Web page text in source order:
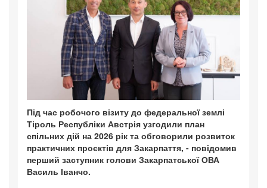
Під час робочого візиту до федеральної землі
Тіроль Республіки Австрія узгодили план
спільних дій на 2026 рік та обговорили розвиток
практичних проєктів для Закарпаття, - повідомив
перший заступник голови Закарпатської ОВА
Василь Іванчо.